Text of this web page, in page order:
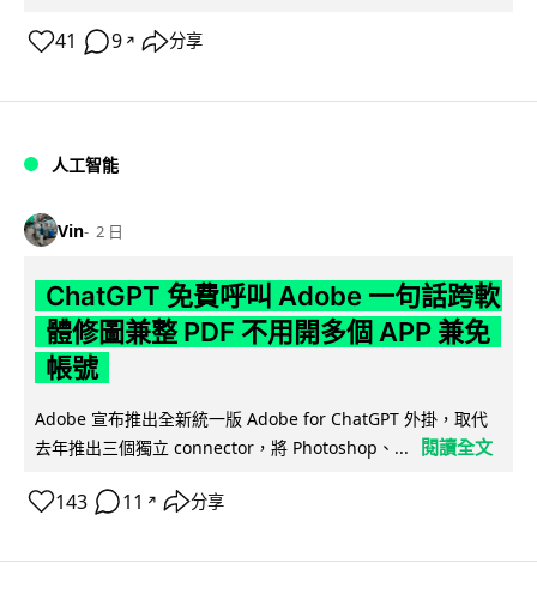
41 9 ↗ 分享
人工智能
Vin 2 日
ChatGPT 免費呼叫 Adobe 一句話跨軟
體修圖兼整 PDF 不用開多個 APP 兼免
帳號
Adobe 宣布推出全新統一版 Adobe for ChatGPT 外掛，取代
去年推出三個獨立 connector，將 Photoshop、...
閱讀全文
143 11 ↗ 分享